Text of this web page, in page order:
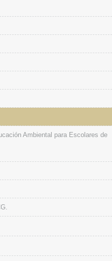
Ambiental para Escolares de